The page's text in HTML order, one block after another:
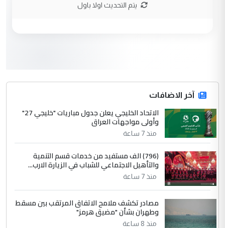
جنسية الرافد الثالث للعراق ومن اصول عريقة
ابا فرات ...
الموضوع :
الجواهري يرد على صدام حسين سل
مضجعيك يابن الزنا (نص كامل)
سردار
التعليق : واحد من عصابة علي ماما يسقط
جنسية الرافد الثالث للعراق ومن اصول عريقة
ابا فرات ...
الجواهري يرد على صدام حسين سل
مضجعيك يابن الزنا (نص كامل)
يتم التحديث اولا باول
آخر الاضافات
الاتحاد الخليجي يعلن جدول مباريات "خليجي 27"
وأولى مواجهات العراق
منذ 7 ساعة
(796) الف مستفيد من خدمات قسم التنمية
والتأهيل الاجتماعي للشباب في الزيارة الارب...
منذ 7 ساعة
مصادر تكشف ملامح الاتفاق المرتقب بين مسقط
وطهران بشأن "مضيق هرمز"
منذ 8 ساعة